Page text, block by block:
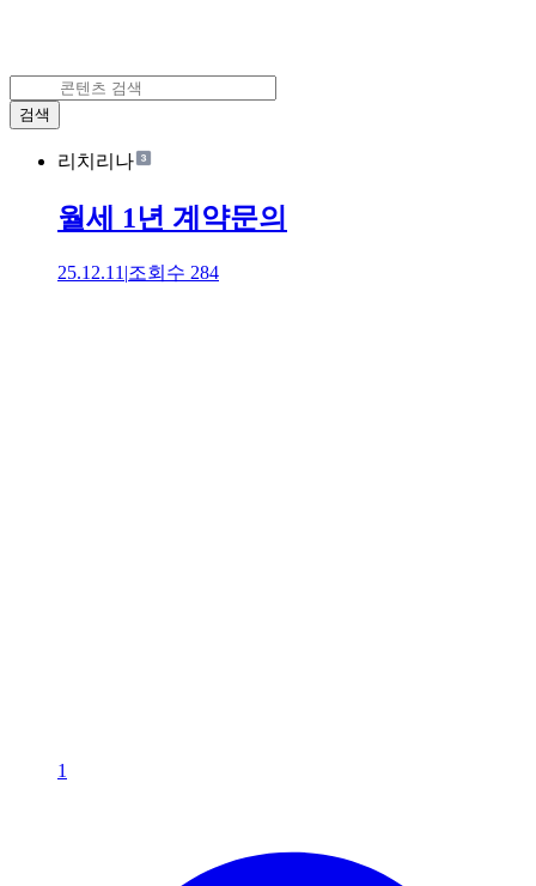
검색
리치리나
월세 1년 계약문의
25.12.11 |조회수 284
1